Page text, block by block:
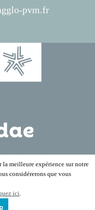
pvm.fr
meilleure expérience sur notre
considérerons que vous
ici.